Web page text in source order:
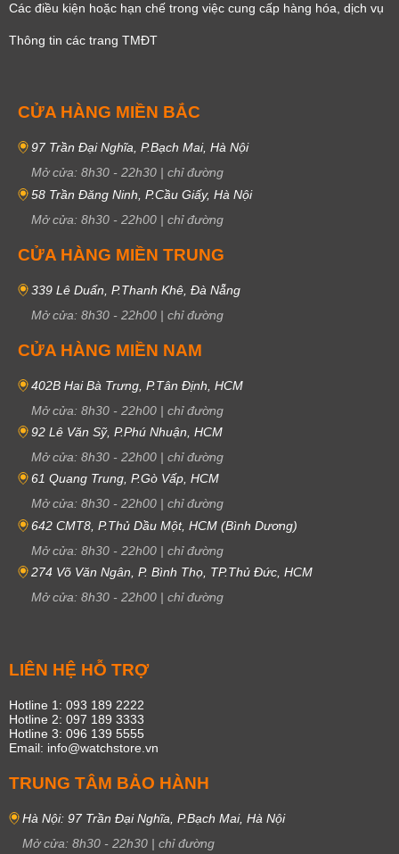
Các điều kiện hoặc hạn chế trong việc cung cấp hàng hóa, dịch vụ
Thông tin các trang TMĐT
CỬA HÀNG MIỀN BẮC
97 Trần Đại Nghĩa, P.Bạch Mai, Hà Nội
Mở cửa: 8h30 - 22h30 | chỉ đường
58 Trần Đăng Ninh, P.Cầu Giấy, Hà Nội
Mở cửa: 8h30 - 22h00 | chỉ đường
CỬA HÀNG MIỀN TRUNG
339 Lê Duẩn, P.Thanh Khê, Đà Nẵng
Mở cửa: 8h30 - 22h00 | chỉ đường
CỬA HÀNG MIỀN NAM
402B Hai Bà Trưng, P.Tân Định, HCM
Mở cửa: 8h30 - 22h00 | chỉ đường
92 Lê Văn Sỹ, P.Phú Nhuận, HCM
Mở cửa: 8h30 - 22h00 | chỉ đường
61 Quang Trung, P.Gò Vấp, HCM
Mở cửa: 8h30 - 22h00 | chỉ đường
642 CMT8, P.Thủ Dầu Một, HCM (Bình Dương)
Mở cửa: 8h30 - 22h00 | chỉ đường
274 Võ Văn Ngân, P. Bình Thọ, TP.Thủ Đức, HCM
Mở cửa: 8h30 - 22h00 | chỉ đường
LIÊN HỆ HỖ TRỢ
Hotline 1: 093 189 2222
Hotline 2: 097 189 3333
Hotline 3: 096 139 5555
Email: info@watchstore.vn
TRUNG TÂM BẢO HÀNH
Hà Nội: 97 Trần Đại Nghĩa, P.Bạch Mai, Hà Nội
Mở cửa: 8h30 - 22h30 | chỉ đường